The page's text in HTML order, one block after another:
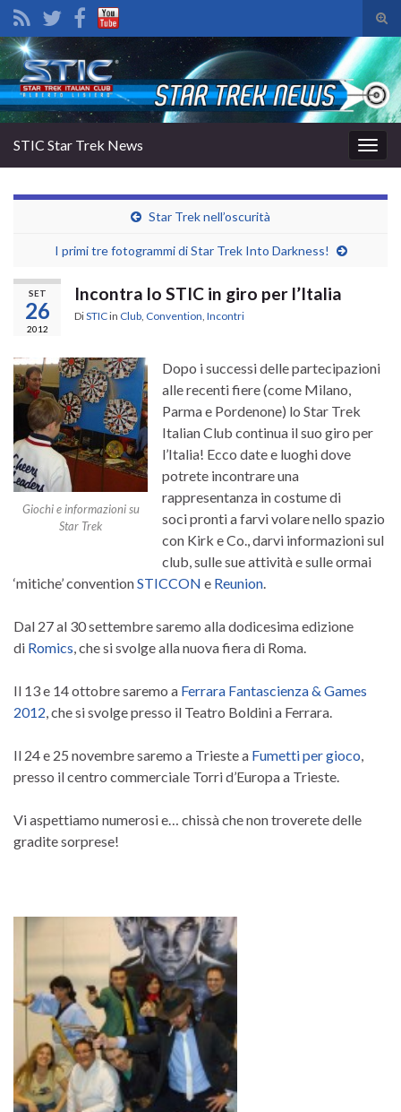
il
di
Search for:
la
STIC Star Trek News
Star Trek nell’oscurità
I primi tre fotogrammi di Star Trek Into Darkness!
SET
26
2012
Incontra lo STIC in giro per l’Italia
DiSTICin Club Convention Incontri
Giochi e informazioni su
Star Trek
Dopo i successi delle partecipazioni
alle recenti fiere (come Milano,
Parma e Pordenone) lo Star Trek
Italian Club continua il suo giro per
l’Italia! Ecco date e luoghi dove
potrete incontrare una
rappresentanza in costume di
soci pronti a farvi volare nello spazio
con Kirk e Co., darvi informazioni sul
club, sulle sue attività e sulle ormai
‘mitiche’ conventionSTICCON e Reunion
Dal 27 al 30 settembre saremo alla dodicesima edizione
di Romics , che si svolge alla nuova fiera di Roma.
Il 13 e 14 ottobre saremo a Ferrara Fantascienza & Games
2012 , che si svolge presso il Teatro Boldini a Ferrara.
Il 24 e 25 novembre saremo a Trieste a Fumetti per gioco
presso il centro commerciale Torri d’Europa a Trieste.
Vi aspettiamo numerosi e… chissà che non troverete delle
gradite sorprese!